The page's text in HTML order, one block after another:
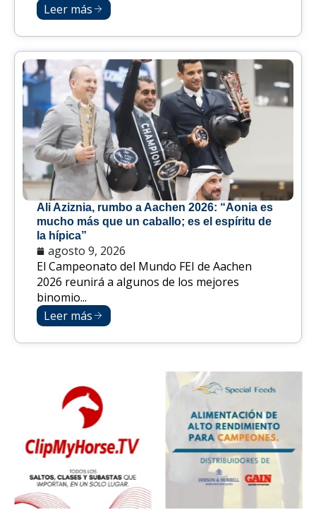
Leer más
Ali Aziznia, rumbo a Aachen 2026: “Aonia es
mucho más que un caballo; es el espíritu de
la hípica”
agosto 9, 2026
El Campeonato del Mundo FEI de Aachen
2026 reunirá a algunos de los mejores
binomio...
Leer más